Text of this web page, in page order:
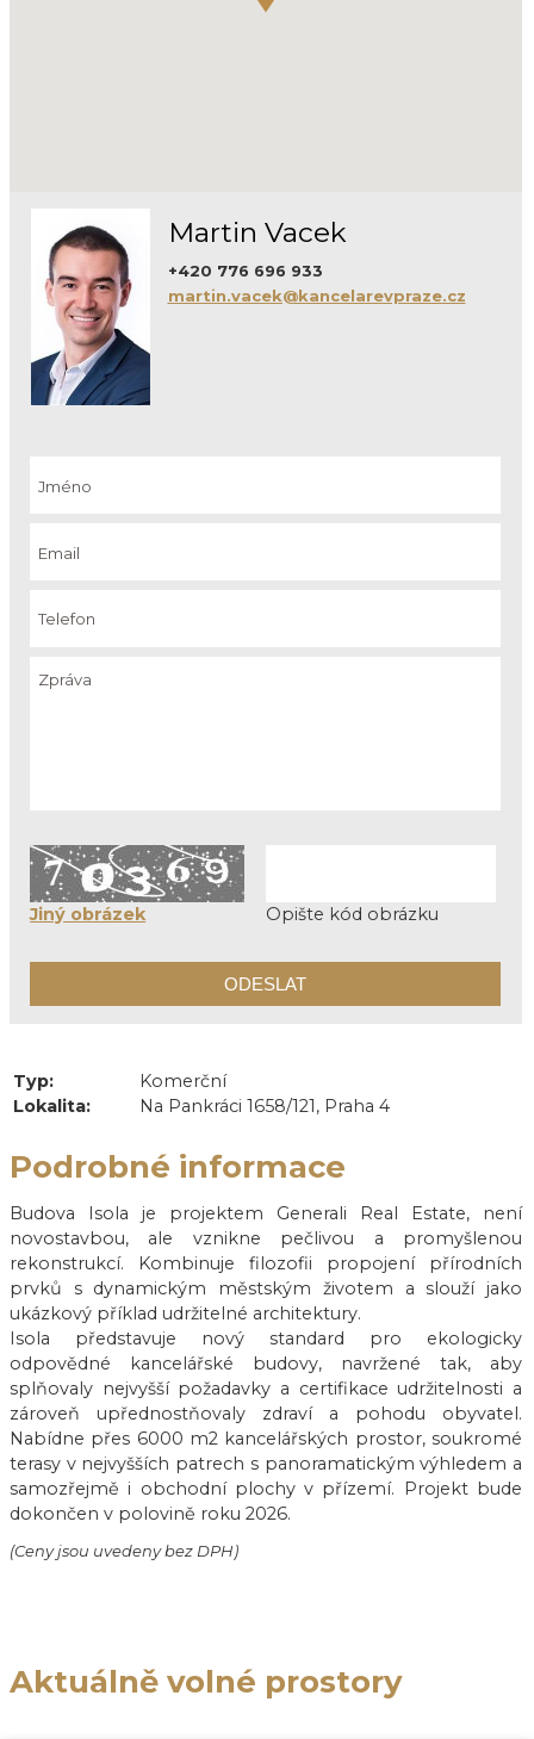
Martin Vacek
+420 776 696 933
martin.vacek@kancelarevpraze.cz
Jiný obrázek Opište kód obrázku
Typ:
Komerční
Lokalita:
Na Pankráci 1658/121, Praha 4
Podrobné informace
Budova Isola je projektem Generali Real Estate, není
novostavbou, ale vznikne pečlivou a promyšlenou
rekonstrukcí. Kombinuje filozofii propojení přírodních
prvků s dynamickým městským životem a slouží jako
ukázkový příklad udržitelné architektury.
Isola představuje nový standard pro ekologicky
odpovědné kancelářské budovy, navržené tak, aby
splňovaly nejvyšší požadavky a certifikace udržitelnosti a
zároveň upřednostňovaly zdraví a pohodu obyvatel.
Nabídne přes 6000 m2 kancelářských prostor, soukromé
terasy v nejvyšších patrech s panoramatickým výhledem a
samozřejmě i obchodní plochy v přízemí. Projekt bude
dokončen v polovině roku 2026.
(Ceny jsou uvedeny bez DPH)
Aktuálně volné prostory